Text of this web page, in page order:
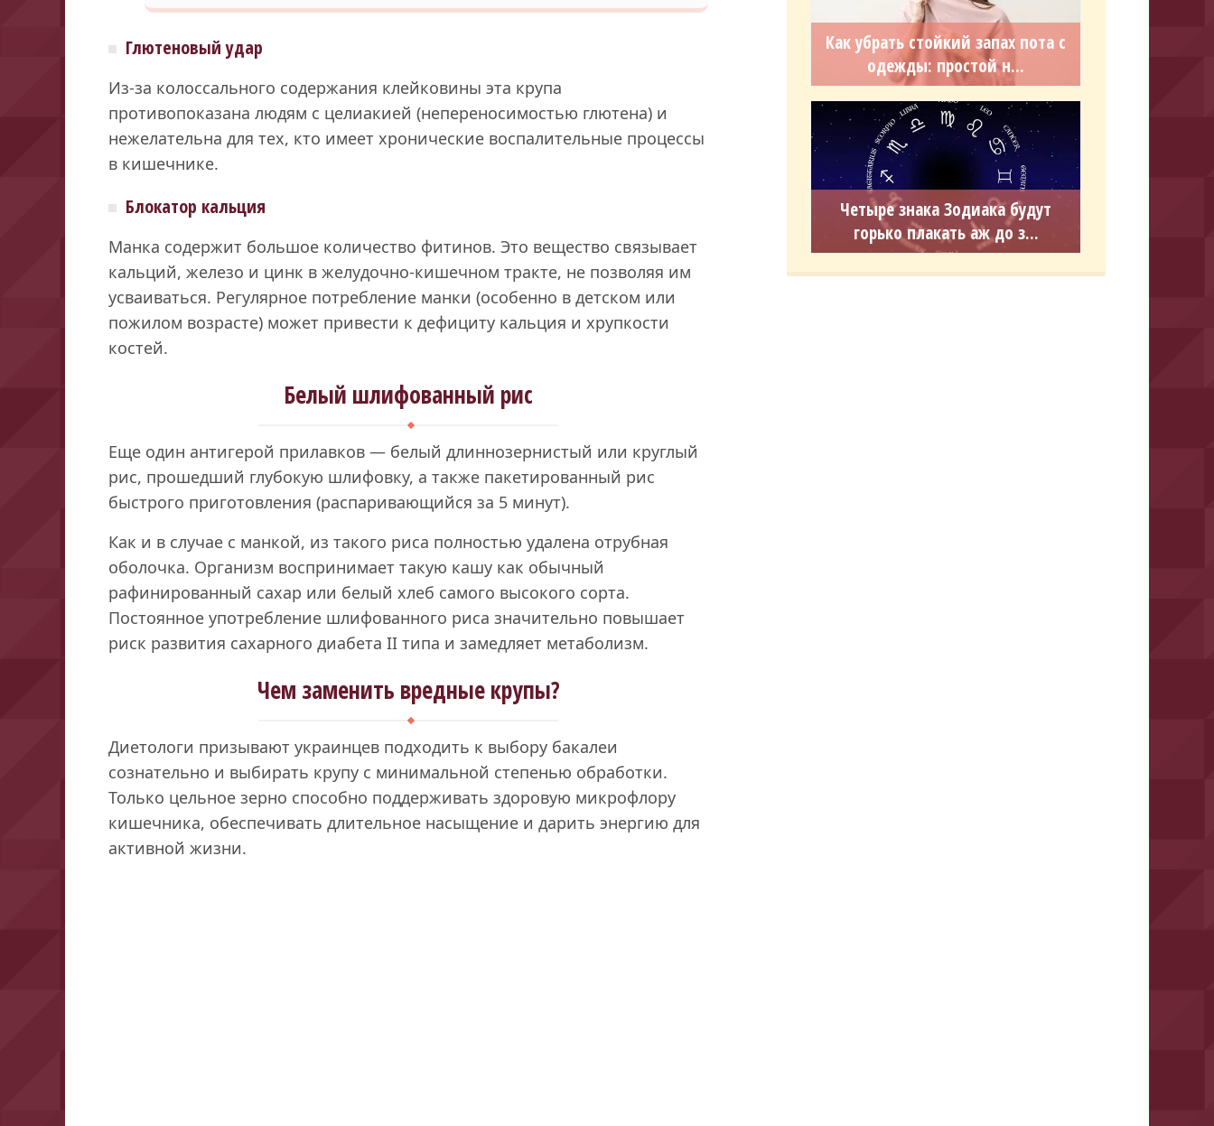
Глютеновый удар
Из-за колоссального содержания клейковины эта крупа
противопоказана людям с целиакией (непереносимостью глютена) и
нежелательна для тех, кто имеет хронические воспалительные процессы
в кишечнике.
Блокатор кальция
Манка содержит большое количество фитинов. Это вещество связывает
кальций, железо и цинк в желудочно-кишечном тракте, не позволяя им
усваиваться. Регулярное потребление манки (особенно в детском или
пожилом возрасте) может привести к дефициту кальция и хрупкости
костей.
Белый шлифованный рис
Еще один антигерой прилавков — белый длиннозернистый или круглый
рис, прошедший глубокую шлифовку, а также пакетированный рис
быстрого приготовления (распаривающийся за 5 минут).
Как и в случае с манкой, из такого риса полностью удалена отрубная
оболочка. Организм воспринимает такую кашу как обычный
рафинированный сахар или белый хлеб самого высокого сорта.
Постоянное употребление шлифованного риса значительно повышает
риск развития сахарного диабета II типа и замедляет метаболизм.
Чем заменить вредные крупы?
Диетологи призывают украинцев подходить к выбору бакалеи
сознательно и выбирать крупу с минимальной степенью обработки.
Только цельное зерно способно поддерживать здоровую микрофлору
кишечника, обеспечивать длительное насыщение и дарить энергию для
активной жизни.
Как убрать стойкий запах пота с
одежды: простой н...
Четыре знака Зодиака будут
горько плакать аж до з...